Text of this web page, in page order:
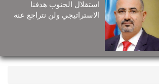
استقلال الجنوب هدفنا
الاستراتيجي ولن نتراجع عنه